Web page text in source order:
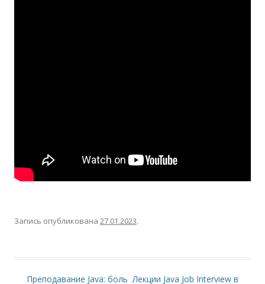
Запись опубликована 27.01.2023.
Преподавание Java: боль Лекции Java Job Interview в